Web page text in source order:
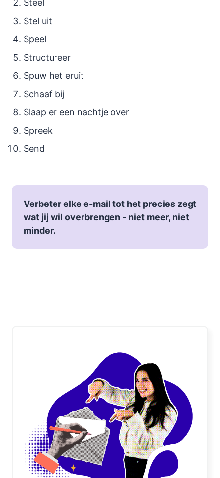
Steel
Stel uit
Speel
Structureer
Spuw het eruit
Schaaf bij
Slaap er een nachtje over
Spreek
Send
Verbeter elke e-mail tot het precies zegt
wat jij wil overbrengen - niet meer, niet
minder.